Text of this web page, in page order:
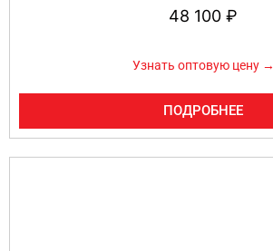
48 100 ₽
Узнать оптовую цену →
ПОДРОБНЕЕ